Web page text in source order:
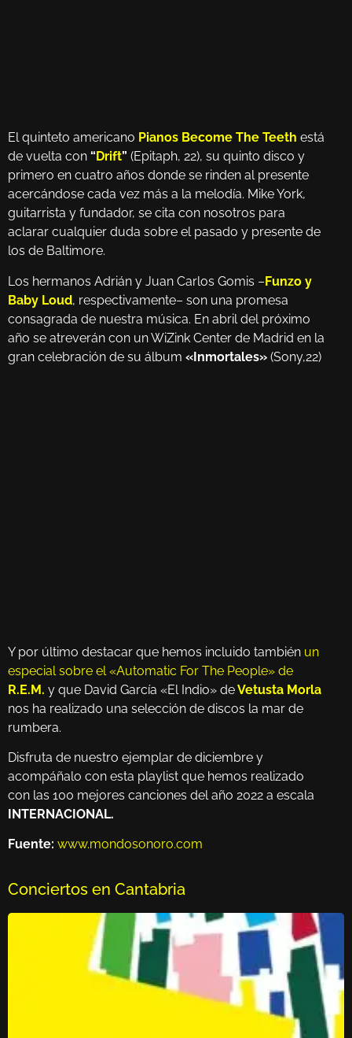
El quinteto americano Pianos Become The Teeth está
de vuelta con “ Drift” (Epitaph, 22), su quinto disco y
primero en cuatro años donde se rinden al presente
acercándose cada vez más a la melodía. Mike York,
guitarrista y fundador, se cita con nosotros para
aclarar cualquier duda sobre el pasado y presente de
los de Baltimore.
Los hermanos Adrián y Juan Carlos Gomis –Funzo y
Baby Loud, respectivamente– son una promesa
consagrada de nuestra música. En abril del próximo
año se atreverán con un WiZink Center de Madrid en la
gran celebración de su álbum «Inmortales» (Sony,22)
Y por último destacar que hemos incluido también un
especial sobre el «Automatic For The People» de
R.E.M. y que David García «El Indio» deVetusta Morla
nos ha realizado una selección de discos la mar de
rumbera.
Disfruta de nuestro ejemplar de diciembre y
acompáñalo con esta playlist que hemos realizado
con las 100 mejores canciones del año 2022 a escala
INTERNACIONAL.
Fuente: www.mondosonoro.com
Conciertos en Cantabria